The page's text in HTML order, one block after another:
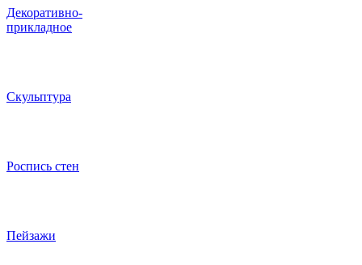
Декоративно-
прикладное
Скульптура
Роспись стен
Пейзажи